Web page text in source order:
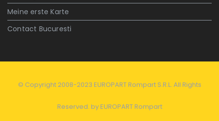
Meine erste Karte
Contact Bucuresti
© Copyright 2008-2023 EUROPART Rompart S.R.L. All Rights
Reserved. byEUROPART Rompart